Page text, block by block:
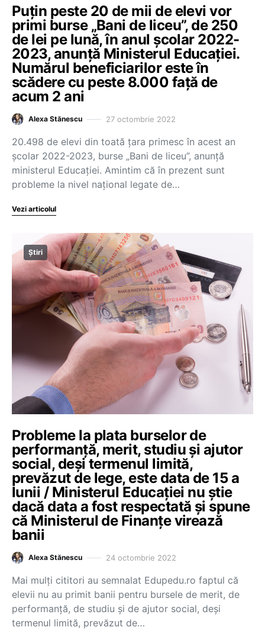
Puțin peste 20 de mii de elevi vor
primi burse „Bani de liceu”, de 250
de lei pe lună, în anul școlar 2022-
2023, anunță Ministerul Educației.
Numărul beneficiarilor este în
scădere cu peste 8.000 față de
acum 2 ani
Alexa Stănescu 27 octombrie 2022
20.498 de elevi din toată țara primesc în acest an
școlar 2022-2023, burse „Bani de liceu”, anunță
ministerul Educației. Amintim că în prezent sunt
probleme la nivel național legate de…
Vezi articolul
Știri
Probleme la plata burselor de
performanță, merit, studiu și ajutor
social, deși termenul limită,
prevăzut de lege, este data de 15 a
lunii / Ministerul Educației nu știe
dacă data a fost respectată și spune
că Ministerul de Finanțe virează
banii
Alexa Stănescu 24 octombrie 2022
Mai mulți cititori au semnalat Edupedu.ro faptul că
elevii nu au primit banii pentru bursele de merit, de
performanță, de studiu și de ajutor social, deși
termenul limită, prevăzut de…